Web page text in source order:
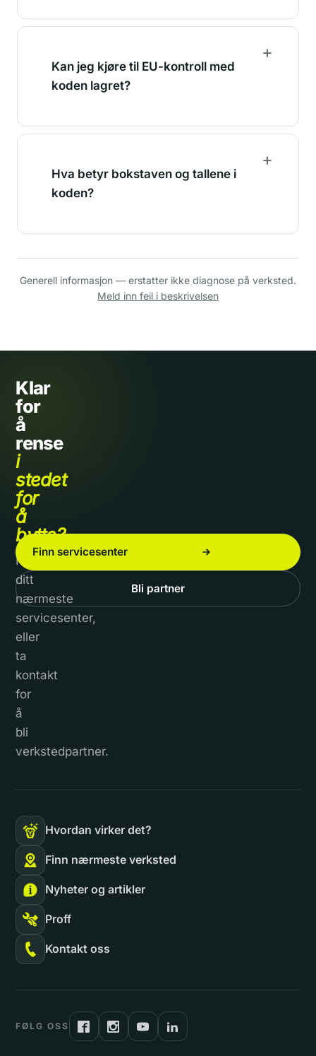
Kan jeg kjøre til EU-kontroll med
koden lagret?
Hva betyr bokstaven og tallene i
koden?
Generell informasjon — erstatter ikke diagnose på verksted.
Meld inn feil i beskrivelsen
Klar
for
å
rense
i
stedet
for
å
bytte?
Finn
ditt
nærmeste
servicesenter,
eller
ta
kontakt
for
å
bli
verkstedpartner.
Finn servicesenter
Bli partner
Hvordan virker det?
Finn nærmeste verksted
Nyheter og artikler
Proff
Kontakt oss
FØLG OSS